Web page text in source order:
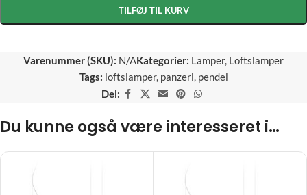
TILFØJ TIL KURV
Varenummer (SKU): N/AKategorier: Lamper, Loftslamper
Tags: loftslamper, panzeri, pendel
Del:
Du kunne også være interesseret i…